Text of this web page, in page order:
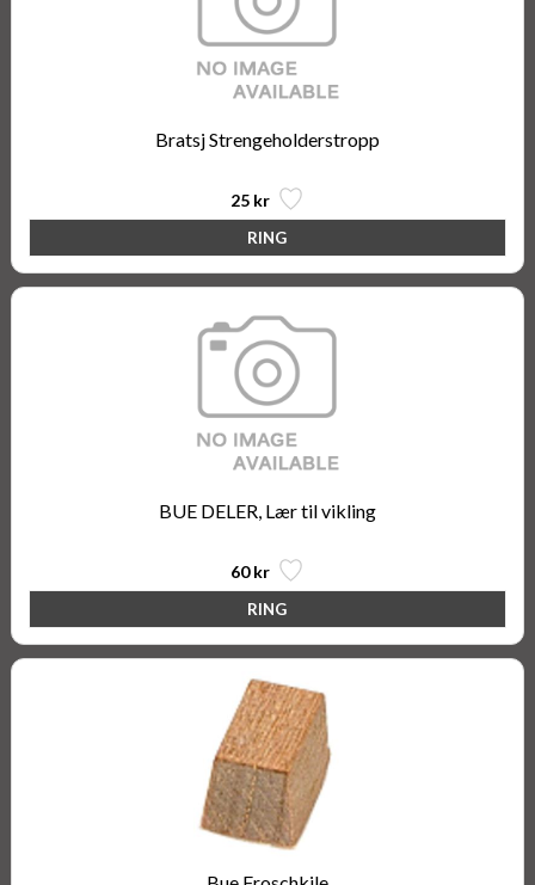
Bratsj Strengeholderstropp
25 kr
BUE DELER, Lær til vikling
60 kr